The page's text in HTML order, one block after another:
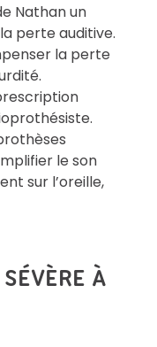
Nathan un
perte auditive.
la perte
le son
sur l’oreille,
À